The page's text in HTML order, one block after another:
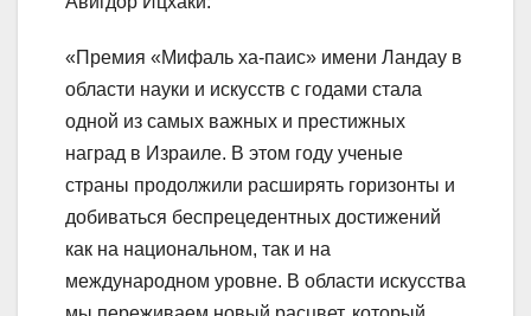
«Премия «Мифаль ха-паис» имени Ландау в
области науки и искусств с годами стала
одной из самых важных и престижных
наград в Израиле. В этом году ученые
страны продолжили расширять горизонты и
добиваться беспрецедентных достижений
как на национальном, так и на
международном уровне. В области искусства